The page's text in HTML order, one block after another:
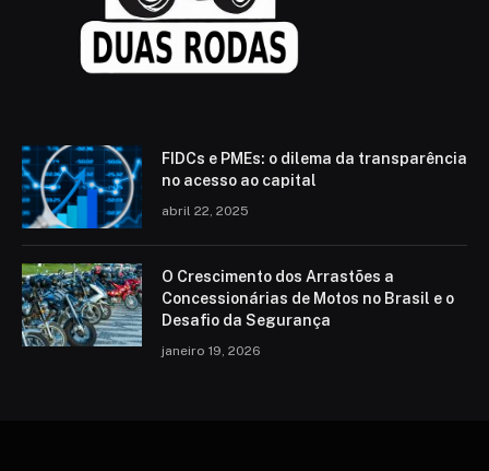
FIDCs e PMEs: o dilema da transparência
no acesso ao capital
abril 22, 2025
O Crescimento dos Arrastões a
Concessionárias de Motos no Brasil e o
Desafio da Segurança
janeiro 19, 2026